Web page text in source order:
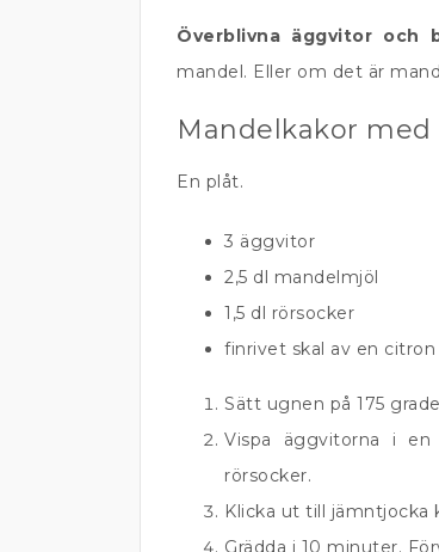
Överblivna äggvitor och
mandel. Eller om det är
Mandelkakor med
En plåt.
3 äggvitor
2,5 dl mandelmjöl
1,5 dl rörsocker
finrivet skal av en citron
Sätt ugnen på 175
Vispa äggvitorna i
rörsocker.
Klicka ut till jämntjocka
Grädda i 10 minuter.